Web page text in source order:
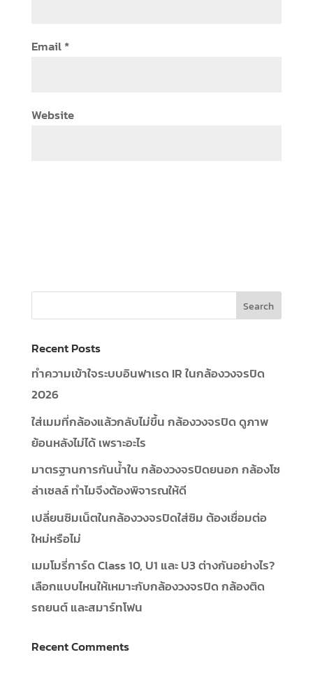
Email*
Website
Recent Posts
ทำความเข้าใจระบบอินฟาเรด IR ในกล้องวงจรปิด
2026
ใส่เมมที่กล้องแล้วกลับไม่ขึ้น กล้องวงจรปิด ดูภาพ
ย้อนหลังไม่ได้ เพราะอะไร
มาตรฐานการกันน้ำใน กล้องวงจรปิดยนอก กล้องโซ
ล่าเซลล์ ทำไมจึงต้องพิจารณให้ดี
เปลี่ยนซิมเน็ตในกล้องวงจรปิดใส่ซิม ต้องเชื่อมต่อ
ใหม่หรือไม่
เมมโมรี่การ์ด Class 10, U1 และ U3 ต่างกันอย่างไร?
เลือกแบบไหนให้เหมาะกับกล้องวงจรปิด กล้องติด
รถยนต์ และสมาร์ทโฟน
Recent Comments